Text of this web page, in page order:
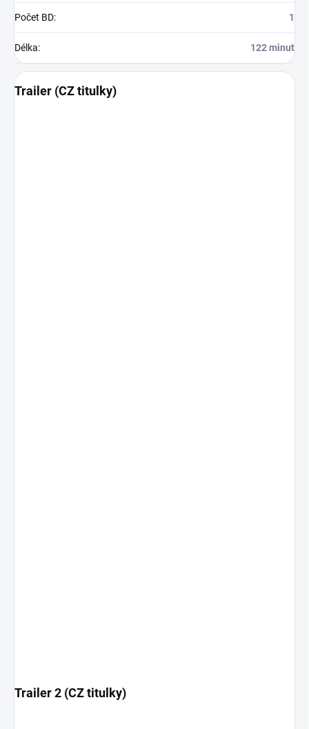
Počet BD: 1
Délka: 122 minut
Trailer (CZ titulky)
Trailer 2 (CZ titulky)